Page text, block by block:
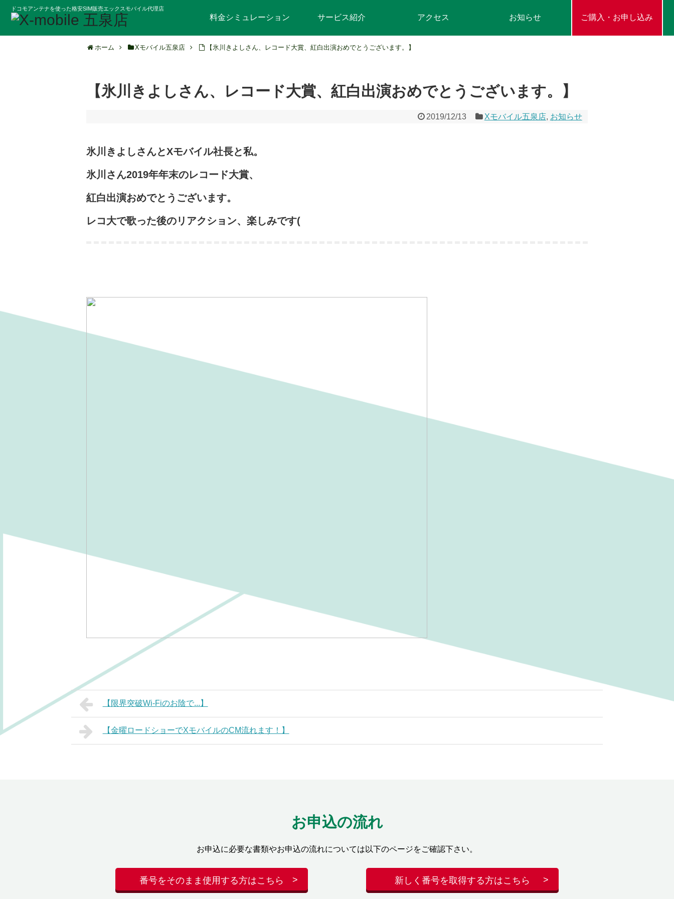
ドコモアンテナを使った格安SIM販売エックスモバイル代理店
料金シミュレーション サービス紹介 アクセス お知らせ ご購入・お申し込み
ホーム Xモバイル五泉店 【氷川きよしさん、レコード大賞、紅白出演おめでとうございます。】
【氷川きよしさん、レコード大賞、紅白出演おめでとうございます。】
2019/12/13 Xモバイル五泉店, お知らせ
氷川きよしさんとXモバイル社長と私。
氷川さん2019年年末のレコード大賞、
紅白出演おめでとうございます。
レコ大で歌った後のリアクション、楽しみです(
【限界突破Wi-Fiのお陰で...】
【金曜ロードショーでXモバイルのCM流れます！】
お申込の流れ
お申込に必要な書類やお申込の流れについては以下のページをご確認下さい。
番号をそのまま使用する方はこちら 新しく番号を取得する方はこちら